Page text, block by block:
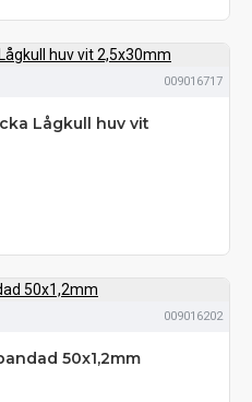
009016717
Lågkull huv vit
009016202
50x1,2mm